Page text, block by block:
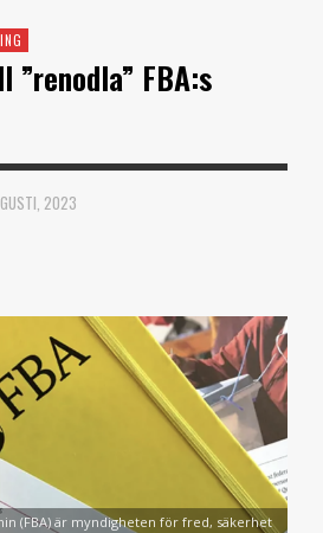
”renodla” FBA:s
2023
(FBA) är myndigheten för fred, säkerhet